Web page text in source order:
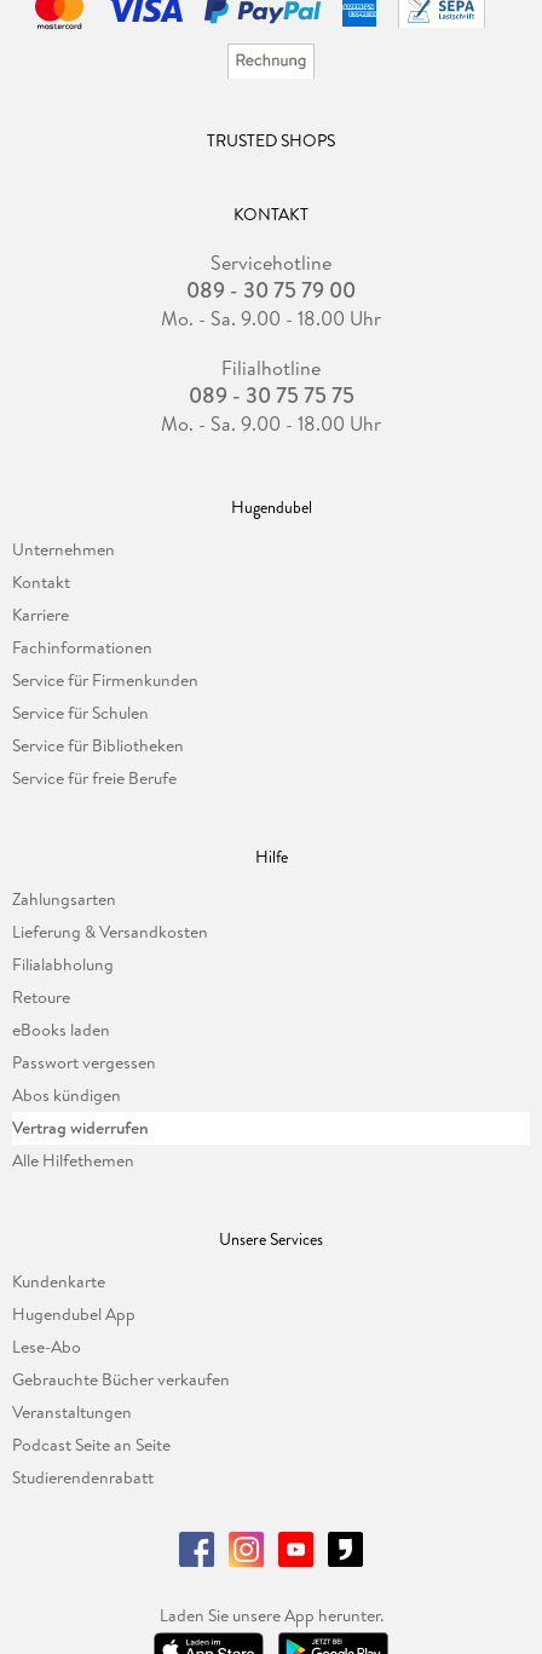
TRUSTED SHOPS
KONTAKT
Servicehotline
089 - 30 75 79 00
Mo. - Sa. 9.00 - 18.00 Uhr
Filialhotline
089 - 30 75 75 75
Mo. - Sa. 9.00 - 18.00 Uhr
Hugendubel
Unternehmen
Kontakt
Karriere
Fachinformationen
Service für Firmenkunden
Service für Schulen
Service für Bibliotheken
Service für freie Berufe
Hilfe
Zahlungsarten
Lieferung & Versandkosten
Filialabholung
Retoure
eBooks laden
Passwort vergessen
Abos kündigen
Vertrag widerrufen
Alle Hilfethemen
Unsere Services
Kundenkarte
Hugendubel App
Lese-Abo
Gebrauchte Bücher verkaufen
Veranstaltungen
Podcast Seite an Seite
Studierendenrabatt
Laden Sie unsere App herunter.